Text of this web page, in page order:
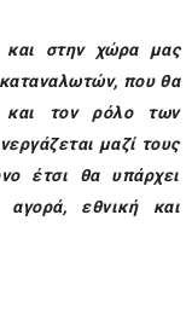
και στην χώρα μας
καταναλωτών, που θα
και τον ρόλο των
μαζί τους
έτσι θα υπάρχει
αγορά, εθνική και